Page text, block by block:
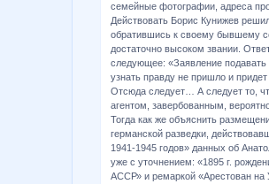
семейные фотографии, адреса
Действовать Борис Кунижев
обратившись к своему бывшему
достаточно высоком звании.
следующее: «Заявление подавать
узнать правду не пришло и придет
Отсюда следует… А следует то,
агентом, завербованным,
Тогда как же объяснить
германской разведки,
1941-1945 годов» данных об
уже с уточнением: «1895 г.
АССР» и ремаркой «Арестован